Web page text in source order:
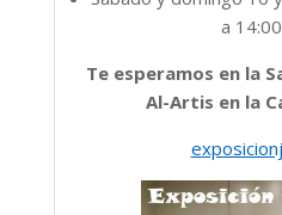
a
Te esperamos en la
Al-Artis en la